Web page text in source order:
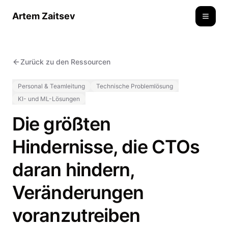
Artem Zaitsev
Zurück zu den Ressourcen
Personal & Teamleitung
Technische Problemlösung
KI- und ML-Lösungen
Die größten
Hindernisse, die CTOs
daran hindern,
Veränderungen
voranzutreiben